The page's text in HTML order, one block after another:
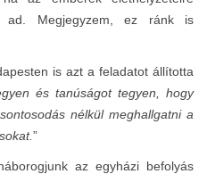
ad. Megjegyzem, ez ránk is
is azt a feladatot állította
és tanúságot tegyen, hogy
nélkül meghallgatni a
”
az egyházi befolyás